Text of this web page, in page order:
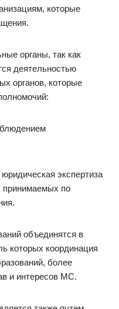
которые
органы, так как
деятельностью
органов, которые
экспертиза
принимаемых по
объединятся в
которых координация
более
и интересов МС.